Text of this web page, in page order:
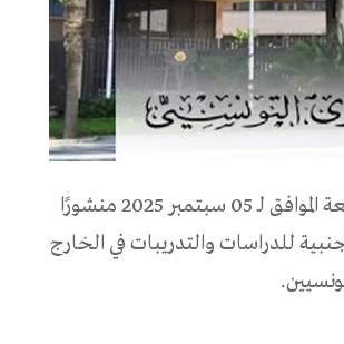
بنوك عربية: طرح البنك المركزي التونسي أمس الجمعة الموافق لـ 05 سبتمبر 2025 منشورًا
للدراسات والتدريبات في الخارج